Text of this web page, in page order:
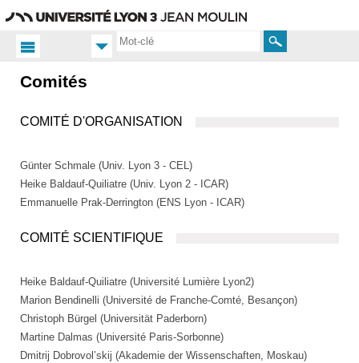
Rechercher
Accueil
Comités
Comités
COMITÉ D'ORGANISATION
Günter Schmale (Univ. Lyon 3 - CEL)
Heike Baldauf-Quiliatre (Univ. Lyon 2 - ICAR)
Emmanuelle Prak-Derrington (ENS Lyon - ICAR)
COMITÉ SCIENTIFIQUE
Heike Baldauf-Quiliatre (Université Lumière Lyon2)
Marion Bendinelli (Université de Franche-Comté, Besançon)
Christoph Bürgel (Universität Paderborn)
Martine Dalmas (Université Paris-Sorbonne)
Dmitrij Dobrovol’skij (Akademie der Wissenschaften, Moskau)